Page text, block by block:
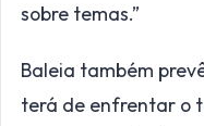
sobre temas.”
Baleia também
terá de enfrentar o